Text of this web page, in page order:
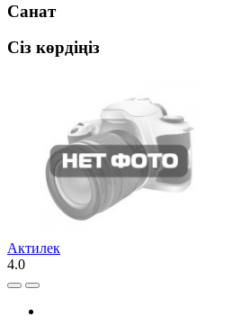
Санат
Сіз көрдіңіз
Актилек
4.0